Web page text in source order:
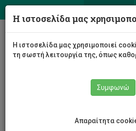
Η ιστοσελίδα μας
Η ιστοσελίδα μας χρησιμοποιεί
τη σωστή λειτουργία της, όπως
Συμφωνώ
Απαραίτητα